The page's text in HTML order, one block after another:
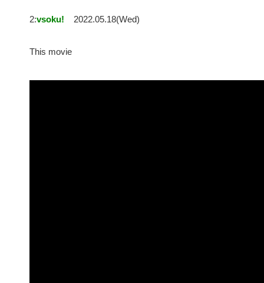
2:vsoku! 2022.05.18(Wed)
This movie